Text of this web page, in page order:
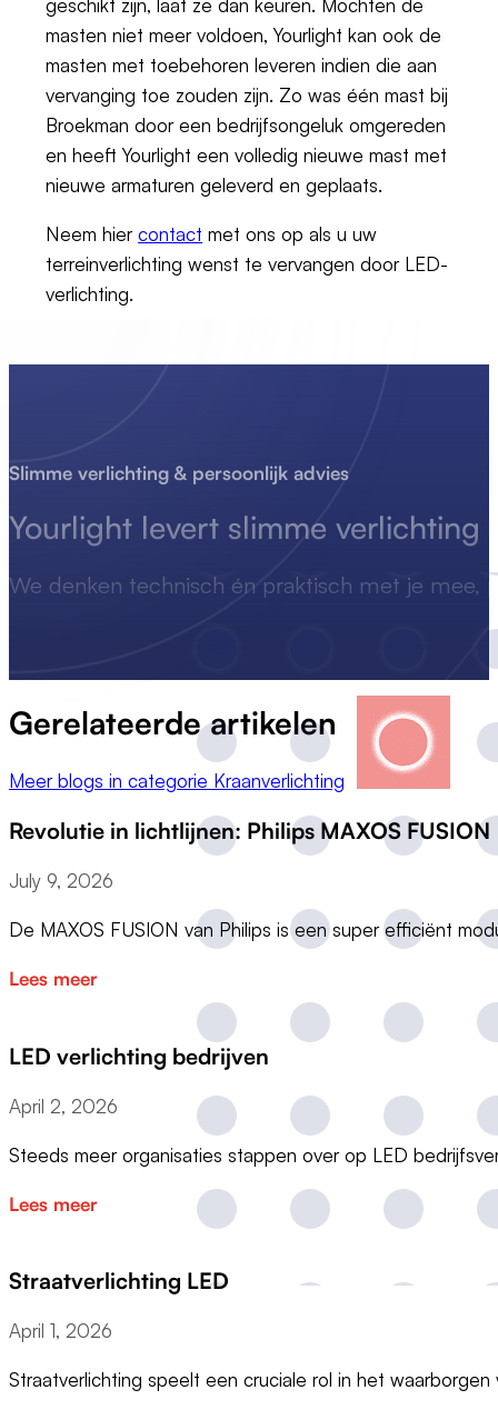
geschikt zijn, laat ze dan keuren. Mochten de
masten niet meer voldoen, Yourlight kan ook de
masten met toebehoren leveren indien die aan
vervanging toe zouden zijn. Zo was één mast bij
Broekman door een bedrijfsongeluk omgereden
en heeft Yourlight een volledig nieuwe mast met
nieuwe armaturen geleverd en geplaats.
Neem hiercontact met ons op als u uw
terreinverlichting wenst te vervangen door LED-
verlichting.
Slimme verlichting & persoonlijk advies
Yourlight levert slimme verlichting
We denken technisch én praktisch met je mee,
Gerelateerde artikelen
Meer blogs in categorie Kraanverlichting
Revolutie in lichtlijnen: Philips MAXOS FUSION
July 9, 2026
De MAXOS FUSION van Philips is een super efficiënt
Lees meer
LED verlichting bedrijven
April 2, 2026
Steeds meer organisaties stappen over op LED
Lees meer
Straatverlichting LED
April 1, 2026
Straatverlichting speelt een cruciale rol in het